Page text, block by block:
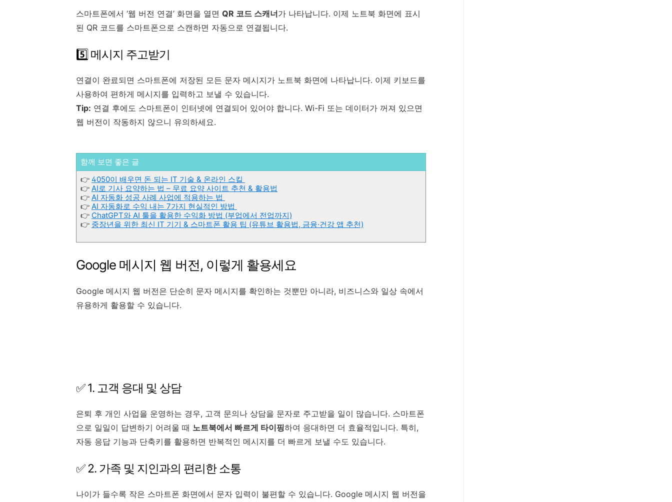
스마트폰에서 ‘웹 버전 연결’ 화면을 열면 QR 코드 스캐너가 나타납니다. 이제 노트북 화면에 표시
된 QR 코드를 스마트폰으로 스캔하면 자동으로 연결됩니다.
5️⃣ 메시지 주고받기
연결이 완료되면 스마트폰에 저장된 모든 문자 메시지가 노트북 화면에 나타납니다. 이제 키보드를
사용하여 편하게 메시지를 입력하고 보낼 수 있습니다.
Tip: 연결 후에도 스마트폰이 인터넷에 연결되어 있어야 합니다. Wi-Fi 또는 데이터가 꺼져 있으면
웹 버전이 작동하지 않으니 유의하세요.
함께 보면 좋은 글
👉 4050이 배우면 돈 되는 IT 기술 & 온라인 스킬
👉 AI로 기사 요약하는 법 – 무료 요약 사이트 추천 & 활용법
👉 AI 자동화 성공 사례 사업에 적용하는 법
👉 AI 자동화로 수익 내는 7가지 현실적인 방법
👉 ChatGPT와 AI 툴을 활용한 수익화 방법 (부업에서 전업까지)
👉 중장년을 위한 최신 IT 기기 & 스마트폰 활용 팁 (유튜브 활용법, 금융·건강 앱 추천)
Google 메시지 웹 버전, 이렇게 활용세요
Google 메시지 웹 버전은 단순히 문자 메시지를 확인하는 것뿐만 아니라, 비즈니스와 일상 속에서
유용하게 활용할 수 있습니다.
✅ 1. 고객 응대 및 상담
은퇴 후 개인 사업을 운영하는 경우, 고객 문의나 상담을 문자로 주고받을 일이 많습니다. 스마트폰
으로 일일이 답변하기 어려울 때 노트북에서 빠르게 타이핑하여 응대하면 더 효율적입니다. 특히,
자동 응답 기능과 단축키를 활용하면 반복적인 메시지를 더 빠르게 보낼 수도 있습니다.
✅ 2. 가족 및 지인과의 편리한 소통
나이가 들수록 작은 스마트폰 화면에서 문자 입력이 불편할 수 있습니다. Google 메시지 웹 버전을